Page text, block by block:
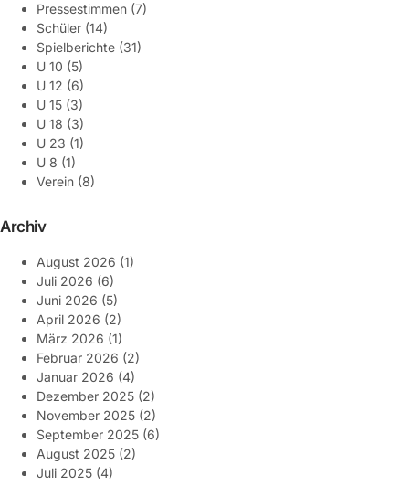
Pressestimmen (7)
Schüler (14)
Spielberichte (31)
U 10 (5)
U 12 (6)
U 15 (3)
U 18 (3)
U 23 (1)
U 8 (1)
Verein (8)
Archiv
August 2026 (1)
Juli 2026 (6)
Juni 2026 (5)
April 2026 (2)
März 2026 (1)
Februar 2026 (2)
Januar 2026 (4)
Dezember 2025 (2)
November 2025 (2)
September 2025 (6)
August 2025 (2)
Juli 2025 (4)